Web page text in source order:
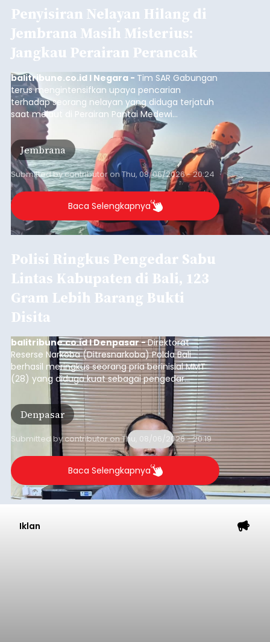
balitribune.co.id I Singaraja - Pemerintah
Kabupaten Buleleng menghentikan aktivitas
pengerukan lahan di Banjar Dinas Bingin Banjah,
Desa Temukus, Kecamatan Banjar, setelah
ditemukan indikasi kegiatan pengambilan
material yang tidak sesuai dengan peruntukan
kawasan.
Buleleng
Submitted by contributoronThu, 08/06/2026 - 20:29
Baca Selengkapnya
Belanja 2027 Tembus Rp14
Triliun, DPRD Badung Wanti-
wanti Pemerintah Kelola
Anggaran Secara Cermat
balitribune.co.id | Mangupura - DPRD Badung
bersama Pemerintah Kabupaten Badung
menyepakati Nota Kesepakatan Kebijakan
Umum APBD (KUA) dan Prioritas Plafon Anggaran
rapat paripurna yang digelar di Gedung DPRD
Badung, Kamis (6/8/2026).
Badung
Submitted bycontributoronThu, 08/06/2026 - 20:27
Baca Selengkapnya